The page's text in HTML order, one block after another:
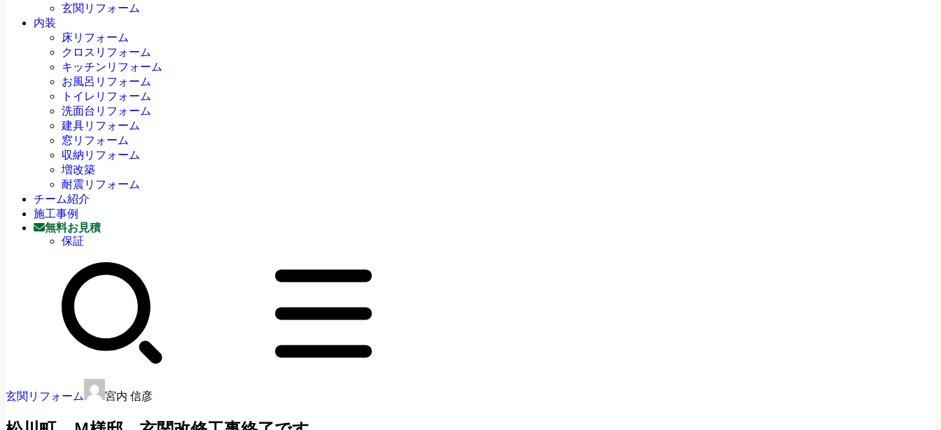
玄関リフォーム
内装
床リフォーム
クロスリフォーム
キッチンリフォーム
お風呂リフォーム
トイレリフォーム
洗面台リフォーム
建具リフォーム
窓リフォーム
収納リフォーム
増改築
耐震リフォーム
チーム紹介
施工事例
無料お見積
保証
玄関リフォーム 宮内 信彦